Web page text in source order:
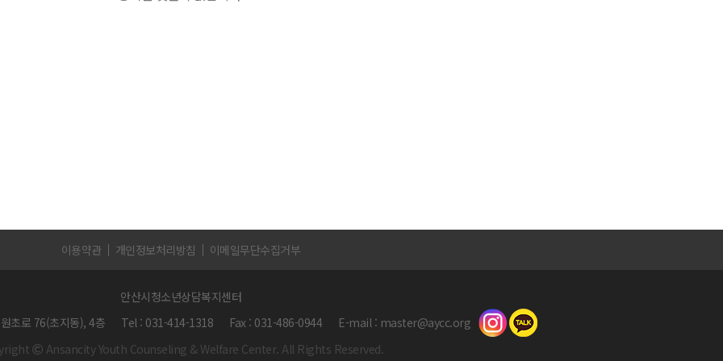
이용약관 개인정보처리방침 이메일무단수집거부
안산시청소년상담복지센터
초로 76(초지동), 4층 Tel : 031-414-1318 Fax : 031-486-0944 E-mail : master@aycc.org
Ansancity Youth Counseling & Welfare Center. All Rights Reserved.